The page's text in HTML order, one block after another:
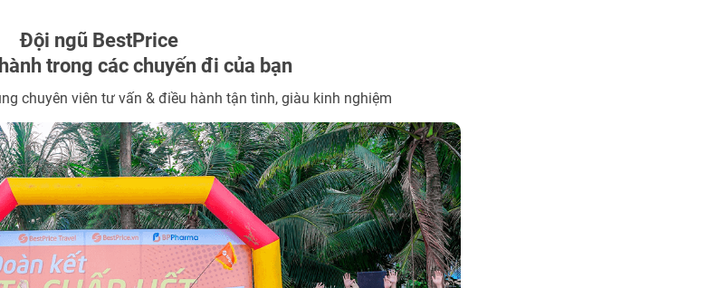
Đội ngũ BestPrice
trong các chuyến đi của bạn
chuyên viên tư vấn & điều hành tận tình, giàu kinh nghiệm